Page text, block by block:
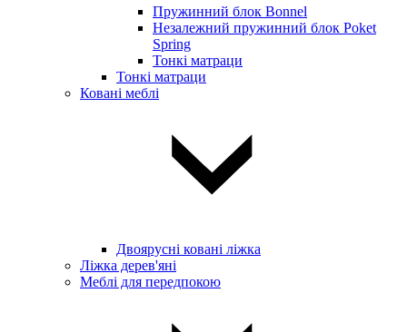
Пружинний блок Bonnel
Незалежний пружинний блок Poket
Spring
Тонкі матраци
Тонкі матраци
Ковані меблі
Двоярусні ковані ліжка
Ліжка дерев'яні
Меблі для передпокою